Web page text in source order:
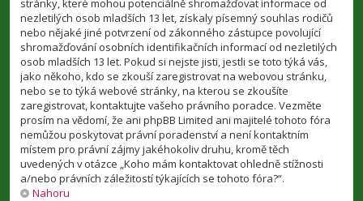
stránky, které mohou potenciálně shromažďovat informace od
nezletilých osob mladších 13 let, získaly písemný souhlas rodičů
nebo nějaké jiné potvrzení od zákonného zástupce povolující
shromažďování osobních identifikačních informací od nezletilých
osob mladších 13 let. Pokud si nejste jisti, jestli se toto týká vás,
jako někoho, kdo se zkouší zaregistrovat na webovou stránku,
nebo se to týká webové stránky, na kterou se zkoušíte
zaregistrovat, kontaktujte vašeho právního poradce. Vezměte
prosím na vědomí, že ani phpBB Limited ani majitelé tohoto fóra
nemůžou poskytovat právní poradenství a není kontaktním
místem pro právní zájmy jakéhokoliv druhu, kromě těch
uvedených v otázce „Koho mám kontaktovat ohledně stížnosti
a/nebo právních záležitostí týkajících se tohoto fóra?“.
Nahoru